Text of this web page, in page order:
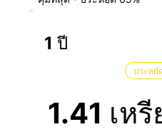
1 ปี
ประหยั
1.41 เห